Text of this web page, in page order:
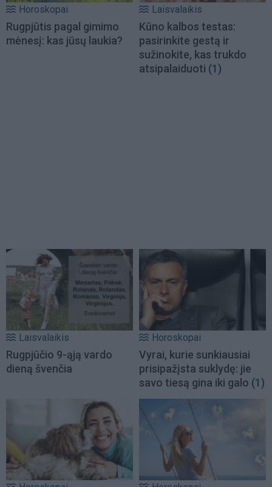
Horoskopai
Rugpjūtis pagal gimimo
mėnesį: kas jūsų laukia?
Laisvalaikis
Kūno kalbos testas:
pasirinkite gestą ir
sužinokite, kas trukdo
atsipalaiduoti (1)
Laisvalaikis
Rugpjūčio 9-ąją vardo
dieną švenčia
Horoskopai
Vyrai, kurie sunkiausiai
prisipažįsta suklydę: jie
savo tiesą gina iki galo (1)